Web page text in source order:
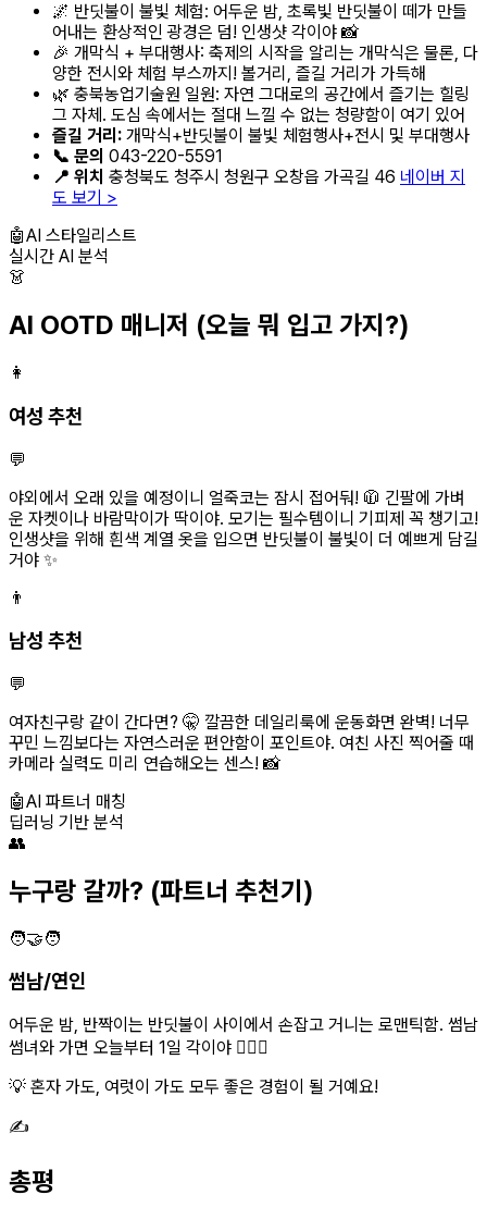
🌌 반딧불이 불빛 체험: 어두운 밤, 초록빛 반딧불이 떼가 만들
어내는 환상적인 광경은 덤! 인생샷 각이야 📸
🎉 개막식 + 부대행사: 축제의 시작을 알리는 개막식은 물론, 다
양한 전시와 체험 부스까지! 볼거리, 즐길 거리가 가득해
🌿 충북농업기술원 일원: 자연 그대로의 공간에서 즐기는 힐링
그 자체. 도심 속에서는 절대 느낄 수 없는 청량함이 여기 있어
즐길 거리: 개막식+반딧불이 불빛 체험행사+전시 및 부대행사
📞 문의 043-220-5591
📍 위치 충청북도 청주시 청원구 오창읍 가곡길 46 네이버 지
도 보기 >
🤖AI 스타일리스트
실시간 AI 분석
👗
AI OOTD 매니저 (오늘 뭐 입고 가지?)
👩
여성 추천
💬
야외에서 오래 있을 예정이니 얼죽코는 잠시 접어둬! 🧥 긴팔에 가벼
운 자켓이나 바람막이가 딱이야. 모기는 필수템이니 기피제 꼭 챙기고!
인생샷을 위해 흰색 계열 옷을 입으면 반딧불이 불빛이 더 예쁘게 담길
거야 ✨
👨
남성 추천
💬
여자친구랑 같이 간다면? 🤫 깔끔한 데일리룩에 운동화면 완벽! 너무
꾸민 느낌보다는 자연스러운 편안함이 포인트야. 여친 사진 찍어줄 때
카메라 실력도 미리 연습해오는 센스! 📸
🤖AI 파트너 매칭
딥러닝 기반 분석
👥
누구랑 갈까? (파트너 추천기)
🧑‍🤝‍🧑
썸남/연인
어두운 밤, 반짝이는 반딧불이 사이에서 손잡고 거니는 로맨틱함. 썸남
썸녀와 가면 오늘부터 1일 각이야 👩‍❤️‍👨
💡 혼자 가도, 여럿이 가도 모두 좋은 경험이 될 거예요!
✍️
총평